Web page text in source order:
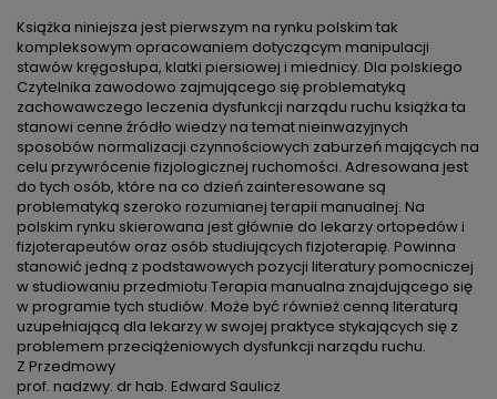
Książka niniejsza jest pierwszym na rynku polskim tak
kompleksowym opracowaniem dotyczącym manipulacji
stawów kręgosłupa, klatki piersiowej i miednicy. Dla polskiego
Czytelnika zawodowo zajmującego się problematyką
zachowawczego leczenia dysfunkcji narządu ruchu książka ta
stanowi cenne źródło wiedzy na temat nieinwazyjnych
sposobów normalizacji czynnościowych zaburzeń mających na
celu przywrócenie fizjologicznej ruchomości. Adresowana jest
do tych osób, które na co dzień zainteresowane są
problematyką szeroko rozumianej terapii manualnej. Na
polskim rynku skierowana jest głównie do lekarzy ortopedów i
fizjoterapeutów oraz osób studiujących fizjoterapię. Powinna
stanowić jedną z podstawowych pozycji literatury pomocniczej
w studiowaniu przedmiotu Terapia manualna znajdującego się
w programie tych studiów. Może być również cenną literaturą
uzupełniającą dla lekarzy w swojej praktyce stykających się z
problemem przeciążeniowych dysfunkcji narządu ruchu.
Z Przedmowy
prof. nadzwy. dr hab. Edward Saulicz